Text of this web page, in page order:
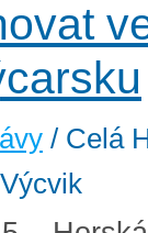
/ Celá